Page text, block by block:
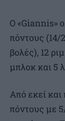
Ο «Giannis»
πόντους (14/
βολές), 12
μπλοκ και 5
Από εκεί και
πόντους με